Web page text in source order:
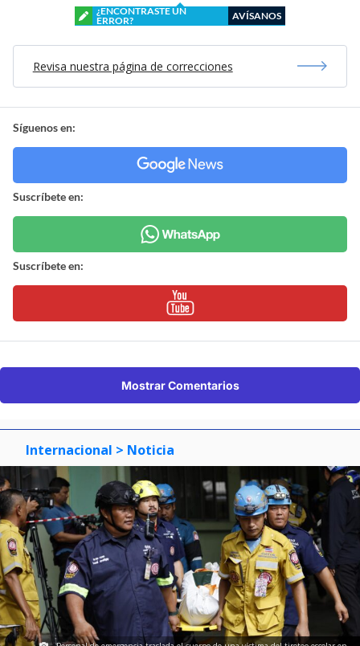
¿ENCONTRASTE UN
ERROR?
AVÍSANOS
Revisa nuestra página de correcciones
Síguenos en:
Suscríbete en:
Suscríbete en:
Mostrar Comentarios
Internacional > Noticia